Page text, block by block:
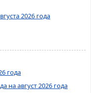
2026 года
года
на август 2026 года